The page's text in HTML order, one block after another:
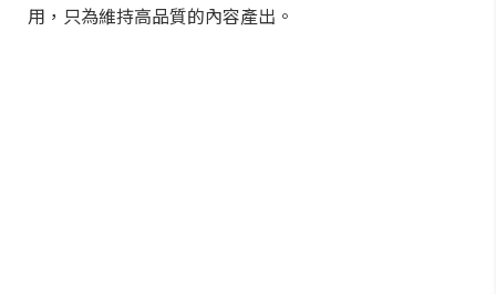
用，只為維持高品質的內容產出。